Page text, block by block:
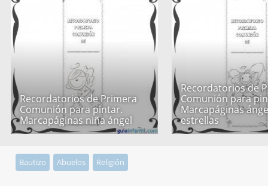
Recordatorios de Primera
Comunión para pintar.
Marcapáginas niña ángel
Recordatorios de
Comunión para
Marcapáginas
estrellas
Bautizo Abuelos Religión